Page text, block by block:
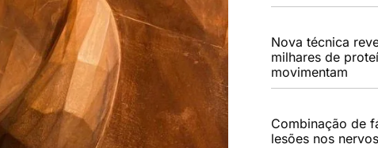
Nova técnica
milhares de
movimentam
Combinação de
lesões nos nervos